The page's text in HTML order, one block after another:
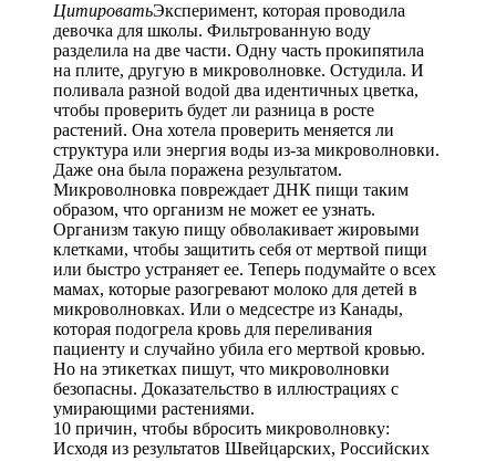
ЦитироватьЭксперимент, которая проводила
девочка для школы. Фильтрованную воду
разделила на две части. Одну часть прокипятила
на плите, другую в микроволновке. Остудила. И
поливала разной водой два идентичных цветка,
чтобы проверить будет ли разница в росте
растений. Она хотела проверить меняется ли
структура или энергия воды из-за микроволновки.
Даже она была поражена результатом.
Микроволновка повреждает ДНК пищи таким
образом, что организм не может ее узнать.
Организм такую пищу обволакивает жировыми
клетками, чтобы защитить себя от мертвой пищи
или быстро устраняет ее. Теперь подумайте о всех
мамах, которые разогревают молоко для детей в
микроволновках. Или о медсестре из Канады,
которая подогрела кровь для переливания
пациенту и случайно убила его мертвой кровью.
Но на этикетках пишут, что микроволновки
безопасны. Доказательство в иллюстрациях с
умирающими растениями.
10 причин, чтобы вбросить микроволновку:
Исходя из результатов Швейцарских, Российских